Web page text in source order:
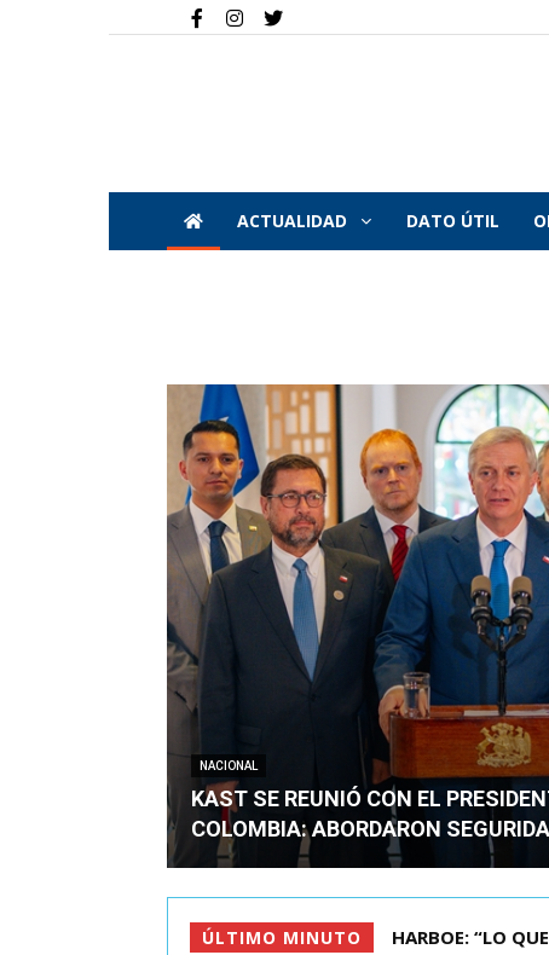
ACTUALIDAD DATO ÚTIL
NACIONAL
KAST SE REUNIÓ CON EL
COLOMBIA: ABORDARON
ÚLTIMO MINUTO BIMINISTRO MAS